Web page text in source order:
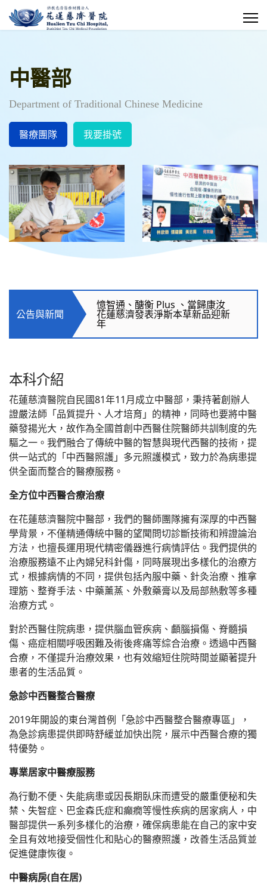
中醫部
Department of Traditional Chinese Medicine
醫療團隊 我要掛號
公告與新聞
鼻水流不停竟是腦脊髓液 中醫
針灸大改善
醫界葉問何宗融副院長接掌中華
憶智通、醣衡 Plus 、當歸康汝
花蓮慈濟發表淨斯本草新品迎新
年
靈魂之窗
花蓮慈院醫療隊進駐光復鄉 中
西醫合併療癒身心
花蓮慈濟醫院中西醫藥學術論
壇 醫法實務交流經驗回響熱烈
東部唯一中醫臨床技能測驗 提升
高空異物墜落嚴重腦傷昏迷 花蓮
慈院中西合療助小勇士重生
凱米颱風吹落女兒牆砸傷7歲小弟
中醫「搶命3針」決戰關鍵72小時
桂冠營養研究室美味健力湯 食
在營養又安心
醫界葉問何宗融副院長接掌中華
角力理事長，中西醫合療助攻臺
灣奧運元老競技運動
本科介紹
花蓮慈濟醫院自民國81年11月成立中醫部，秉持著創辦人
證嚴法師「品質提升、人才培育」的精神，同時也要將中醫
藥發揚光大，故作為全國首創中西醫住院醫師共訓制度的先
驅之一。我們融合了傳統中醫的智慧與現代西醫的技術，提
供一站式的「中西醫照護」多元照護模式，致力於為病患提
供全面而整合的醫療服務。
全方位中西醫合療治療
在花蓮慈濟醫院中醫部，我們的醫師團隊擁有深厚的中西醫
學背景，不僅精通傳統中醫的望聞問切診斷技術和辨證論治
方法，也擅長運用現代精密儀器進行病情評估。我們提供的
治療服務遠不止內婦兒科針傷，同時展現出多樣化的治療方
式，根據病情的不同，提供包括內服中藥、針灸治療、推拿
理筋、整脊手法、中藥薰蒸、外敷藥膏以及局部熱敷等多種
治療方式。
對於西醫住院病患，提供腦血管疾病、顱腦損傷、脊髓損
傷、癌症相關呼吸困難及術後疼痛等綜合治療。透過中西醫
合療，不僅提升治療效果，也有效縮短住院時間並顯著提升
患者的生活品質。
急診中西醫整合醫療
2019年開設的東台灣首例「急診中西醫整合醫療專區」，
為急診病患提供即時舒緩並加快出院，展示中西醫合療的獨
特優勢。
專業居家中醫療服務
為行動不便、失能病患或因長期臥床而遭受的嚴重便秘和失
禁、失智症、巴金森氏症和癲癇等慢性疾病的居家病人，中
醫部提供一系列多樣化的治療，確保病患能在自己的家中安
全且有效地接受個性化和貼心的醫療照護，改善生活品質並
促進健康恢復。
中醫病房(自在居)